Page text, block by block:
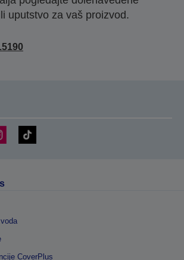
uputstvo za vaš proizvod.
CoverPlus